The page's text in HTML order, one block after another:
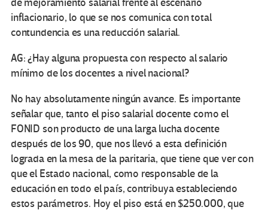
de mejoramiento salarial frente al escenario
inflacionario, lo que se nos comunica con total
contundencia es una reducción salarial.
AG: ¿Hay alguna propuesta con respecto al salario
mínimo de los docentes a nivel nacional?
No hay absolutamente ningún avance. Es importante
señalar que, tanto el piso salarial docente como el
FONID son producto de una larga lucha docente
después de los 90, que nos llevó a esta definición
lograda en la mesa de la paritaria, que tiene que ver con
que el Estado nacional, como responsable de la
educación en todo el país, contribuya estableciendo
estos parámetros. Hoy el piso está en $250.000, que